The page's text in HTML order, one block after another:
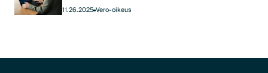
11.26.2025Vero-oikeus